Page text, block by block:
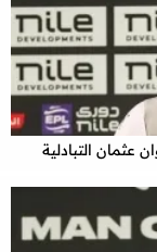
التبادلية